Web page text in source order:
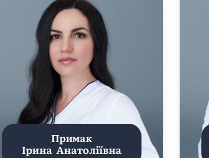
Примак
Ірина Анатоліївна